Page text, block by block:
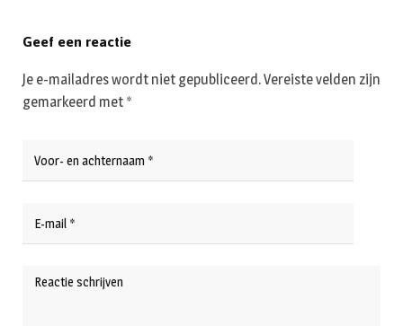
Geef een reactie
Je e-mailadres wordt niet gepubliceerd.Vereiste velden zijn
gemarkeerd met *